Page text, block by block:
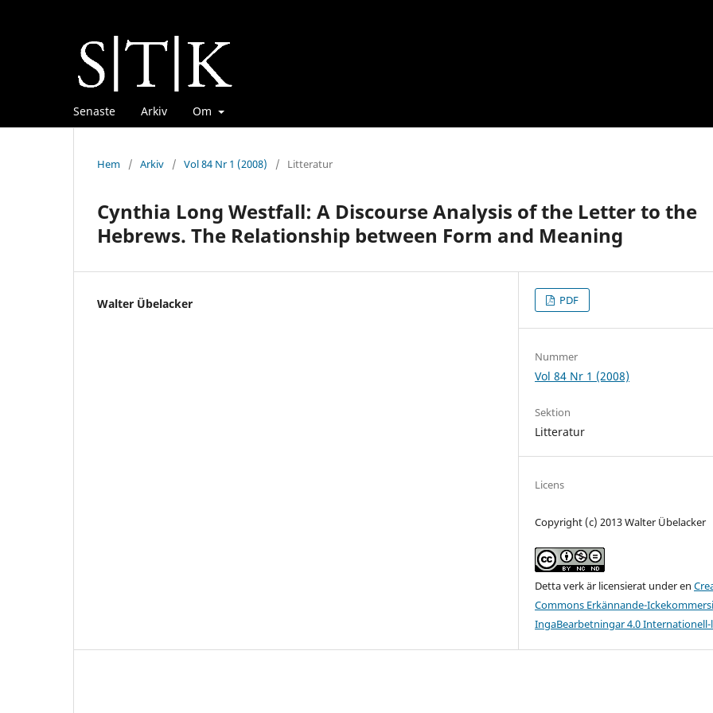
Senaste Arkiv Om
Hem / Arkiv / Vol 84 Nr 1 (2008) / Litteratur
Cynthia Long Westfall: A Discourse Analysis of the Letter to the
Hebrews. The Relationship between Form and Meaning
Walter Übelacker PDF
Nummer
Vol 84 Nr 1 (2008)
Sektion
Litteratur
Licens
Copyright (c) 2013 Walter Übelacker
Detta verk är licensierat under en
Commons Erkännande-
IngaBearbetningar 4.0 Internationell-